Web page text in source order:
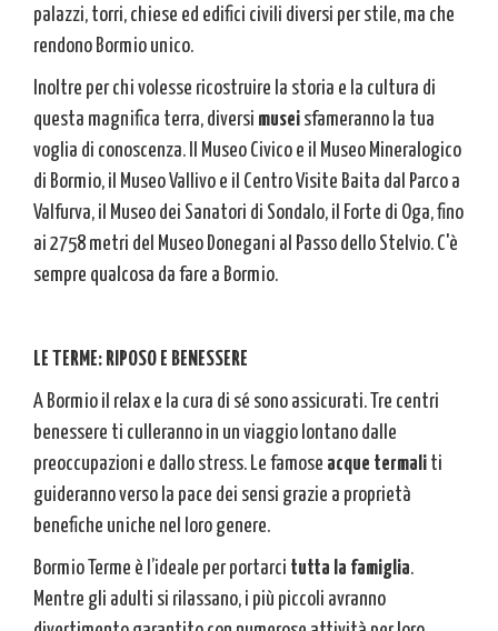
palazzi, torri, chiese ed edifici civili diversi per stile, ma che
rendono Bormio unico.
Inoltre per chi volesse ricostruire la storia e la cultura di
questa magnifica terra, diversi musei sfameranno la tua
voglia di conoscenza. Il Museo Civico e il Museo Mineralogico
di Bormio, il Museo Vallivo e il Centro Visite Baita dal Parco a
Valfurva, il Museo dei Sanatori di Sondalo, il Forte di Oga, fino
ai 2758 metri del Museo Donegani al Passo dello Stelvio. C'è
sempre qualcosa da fare a Bormio.
LE TERME: RIPOSO E BENESSERE
A Bormio il relax e la cura di sé sono assicurati. Tre centri
benessere ti culleranno in un viaggio lontano dalle
preoccupazioni e dallo stress. Le famose acque termali ti
guideranno verso la pace dei sensi grazie a proprietà
benefiche uniche nel loro genere.
Bormio Terme è l’ideale per portarci tutta la famiglia.
Mentre gli adulti si rilassano, i più piccoli avranno